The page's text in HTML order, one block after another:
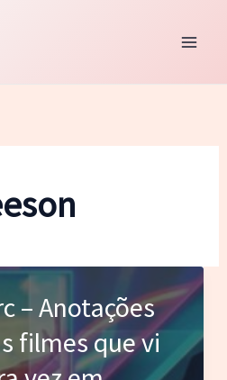
– Anotações
filmes que vi